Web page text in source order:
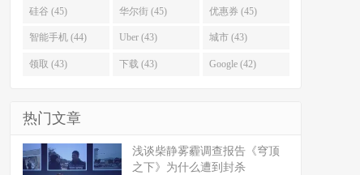
硅谷 (45) 华尔街 (45) 优惠券 (45)
智能手机 (44) Uber (43) 城市 (43)
领取 (43) 下载 (43) Google (42)
热门文章
浅谈柴静雾霾调查报告《穹顶
之下》为什么遭到封杀